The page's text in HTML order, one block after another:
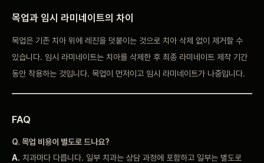
목업과 임시 라미네이트의 차이
목업은 기존 치아 위에 레진을 덧붙이는 것으로 치아 삭제 없이 제거할 수
있습니다. 임시 라미네이트는 치아를 삭제한 후 최종 라미네이트 제작 기간
동안 착용하는 것입니다. 목업이 먼저이고 임시 라미네이트가 나중입니다.
FAQ
Q. 목업 비용이 별도로 드나요?
A. 치과마다 다릅니다. 일부 치과는 상담 과정에 포함하고 일부는 별도로